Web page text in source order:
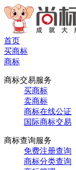
首页
买商标
商标
商标交易服务
买商标
卖商标
商标在线公证
国际商标交易
商标查询服务
免费注册查询
商标分类查询